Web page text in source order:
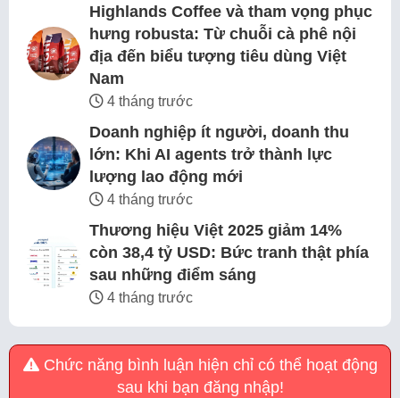
Highlands Coffee và tham vọng phục
hưng robusta: Từ chuỗi cà phê nội
địa đến biểu tượng tiêu dùng Việt
Nam
4 tháng trước
Doanh nghiệp ít người, doanh thu
lớn: Khi AI agents trở thành lực
lượng lao động mới
4 tháng trước
Thương hiệu Việt 2025 giảm 14%
còn 38,4 tỷ USD: Bức tranh thật phía
sau những điểm sáng
4 tháng trước
Chức năng bình luận hiện chỉ có thể hoạt động
sau khi bạn đăng nhập!